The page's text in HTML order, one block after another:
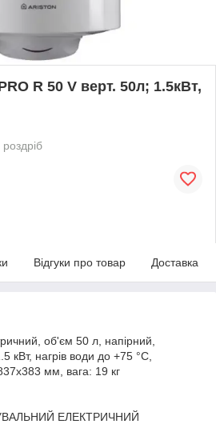
R 50 V верт. 50л; 1.5кВт,
роздріб
Відгуки про товар Доставка
об'єм 50 л, напірний,
кВт, нагрів води до +75 °C,
мм, вага: 19 кг
ЕЛЕКТРИЧНИЙ